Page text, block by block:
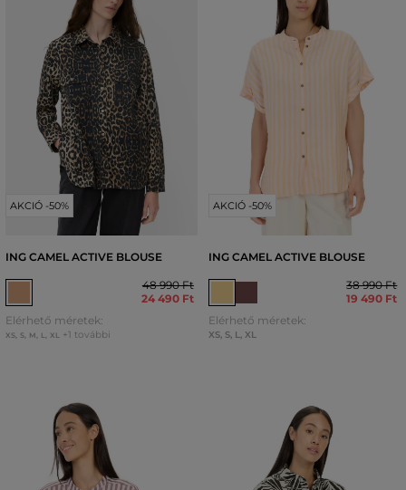
AKCIÓ -50%
ING CAMEL ACTIVE BLOUSE
48 990 Ft
24 490 Ft
Elérhető méretek:
XS, S, M L XL +1 további
AKCIÓ -50%
ING CAMEL ACTIVE BLOUSE
38 990 Ft
19 490 Ft
Elérhető méretek:
XS, S, L, XL